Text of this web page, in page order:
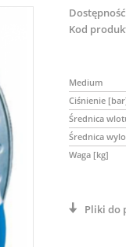
Kod
Medium
Ciśnienie
Średnica
Średnica
Waga [kg]
Pliki do